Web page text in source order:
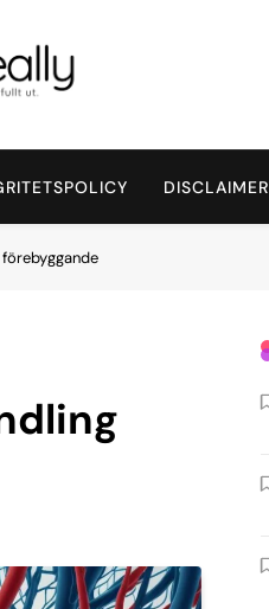
DISCLAIMER